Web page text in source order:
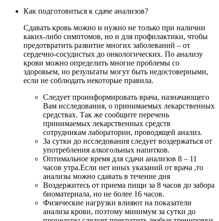
Как подготовиться к сдаче анализов?
Сдавать кровь можно и нужно не только при наличии
каких-либо симптомов, но и для профилактики, чтобы
предотвратить развитие многих заболеваний – от
сердечно-сосудистых до онкологических. По анализу
крови можно определить многие проблемы со
здоровьем, но результаты могут быть недостоверными,
если не соблюдать некоторые правила.
Следует проинформировать врача, назначающего
Вам исследования, о принимаемых лекарственных
средствах. Так же сообщите перечень
принимаемых лекарственных средств
сотрудникам лаборатории, проводящей анализ.
За сутки до исследования следует воздержаться от
употребления алкогольных напитков.
Оптимальное время для сдачи анализов 8 – 11
часов утра.Если нет иных указаний от врача ,то
анализы можно сдавать в течение дня
Воздержитесь от приема пищи за 8 часов до забора
биоматериала, но не более 16 часов.
Физические нагрузки влияют на показатели
анализа крови, поэтому минимум за сутки до